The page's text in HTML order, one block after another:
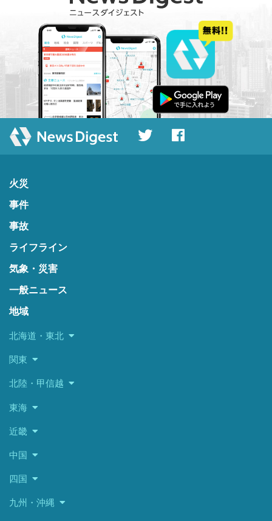
火災
事件
事故
ライフライン
気象・災害
一般ニュース
地域
北海道・東北
関東
北陸・甲信越
東海
近畿
中国
四国
九州・沖縄